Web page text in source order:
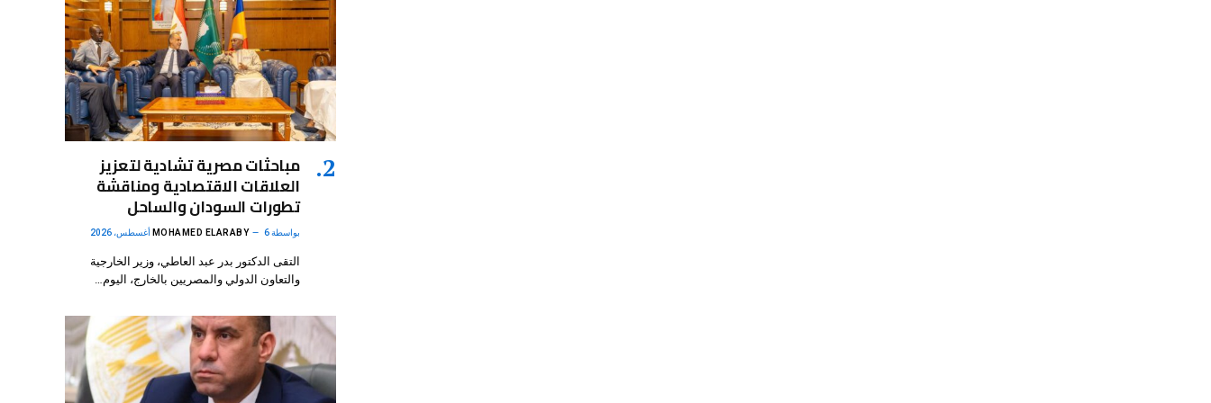
مباحثات مصرية تشادية لتعزيز
العلاقات الاقتصادية ومناقشة
تطورات السودان والساحل
بواسطة MOHAMED ELARABY 6 أغسطس، 2026
التقى الدكتور بدر عبد العاطي، وزير الخارجية
والتعاون الدولي والمصريين بالخارج، اليوم…